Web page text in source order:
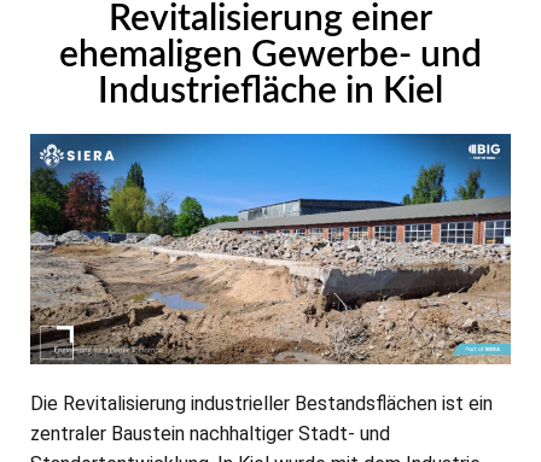
Revitalisierung einer
ehemaligen Gewerbe- und
Industriefläche in Kiel
Die Revitalisierung industrieller Bestandsflächen ist ein
zentraler Baustein nachhaltiger Stadt- und